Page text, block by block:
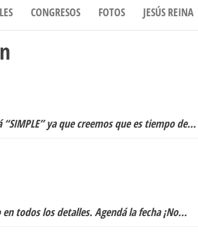
CONGRESOS FOTOS JESÚS REINA
ya que creemos que es tiempo de…
todos los detalles. Agendá la fecha ¡No…